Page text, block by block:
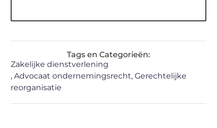
Tags en Categorieën:
Zakelijke dienstverlening
,Advocaat ondernemingsrecht,Gerechtelijke
reorganisatie